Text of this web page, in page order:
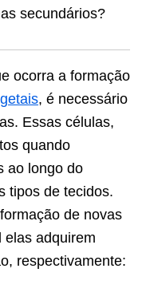
secundários?
ocorra a formação
, é necessário
Essas células,
quando
ao longo do
tipos de tecidos.
de novas
elas adquirem
respectivamente: